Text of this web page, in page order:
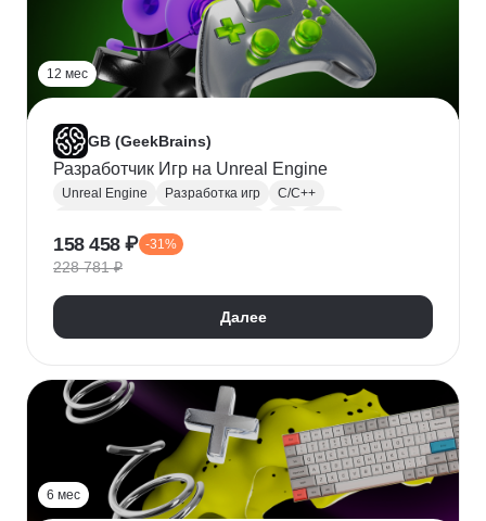
12 мес
GB (GeekBrains)
Разработчик Игр на Unreal Engine
Unreal Engine Разработка игр
C/C++
Дизайн уровней
Разработка персонажа
Рефакторинг
Многопоточное программирование
158 458 ₽ -31%
228 781 ₽
Далее
6 мес